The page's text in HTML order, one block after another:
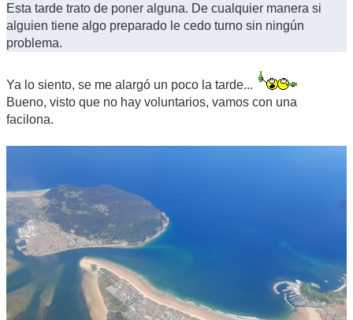
Esta tarde trato de poner alguna. De cualquier manera si
alguien tiene algo preparado le cedo turno sin ningún
problema.
Ya lo siento, se me alargó un poco la tarde...
Bueno, visto que no hay voluntarios, vamos con una
facilona.